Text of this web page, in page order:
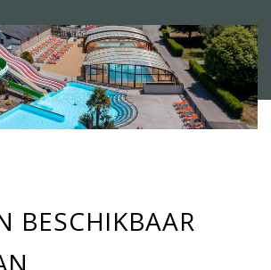
Mobil-homes à vendre/# PERCELEN TE HUUR
BESCHIKBAAR